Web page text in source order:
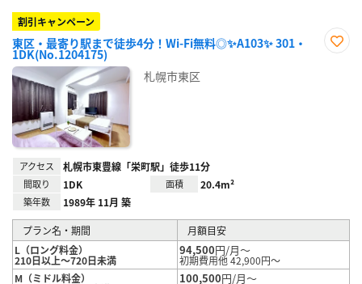
割引キャンペーン
東区・最寄り駅まで徒歩4分！Wi-Fi無料◎✨A103✨ 301・
1DK(No.1204175)
札幌市東区
アクセス 札幌市東豊線「栄町駅」徒歩11分
間取り 1DK 面積 20.4m²
築年数 1989年 11月 築
プラン名・期間
月額目安
L（ロング料金）
210日以上～720日未満
94,500円/月～
初期費用他 42,900円～
M（ミドル料金）
100,500円/月～